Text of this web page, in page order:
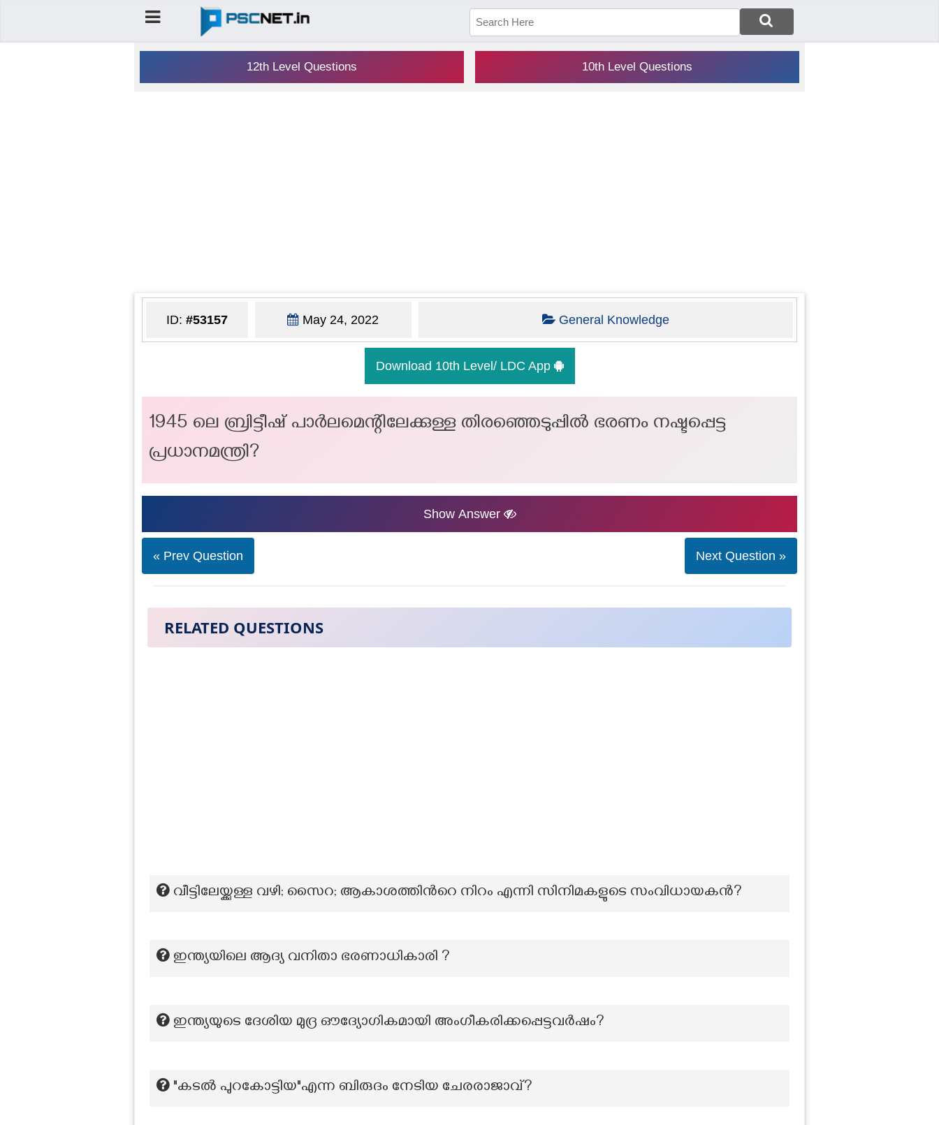
12th Level Questions 10th Level Questions
ID: #53157 May 24, 2022 General Knowledge
Download 10th Level/ LDC App
1945 ലെ ബ്രിട്ടീഷ് പാർലമെന്റിലേക്കുള്ള തിരഞ്ഞെടുപ്പിൽ ഭരണം നഷ്ടപ്പെട്ട
പ്രധാനമന്ത്രി?
Show Answer
« Prev Question Next Question »
RELATED QUESTIONS
വീട്ടിലേയ്ക്കുള്ള വഴി; സൈറ; ആകാശത്തിന്‍റെ നിറം എന്നി സിനിമകളുടെ സംവിധായകൻ?
ഇന്ത്യയിലെ ആദ്യ വനിതാ ഭരണാധികാരി ?
ഇന്ത്യയുടെ ദേശിയ മുദ്ര ഔദ്യോഗികമായി അംഗീകരിക്കപ്പെട്ടവർഷം?
"കടൽ പുറകോട്ടിയ"എന്ന ബിരുദം നേടിയ ചേരരാജാവ്?